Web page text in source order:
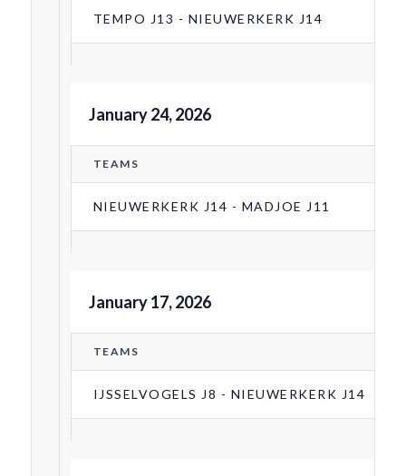
TEMPO J13 - NIEUWERKERK J14
January 24, 2026
TEAMS
NIEUWERKERK J14 - MADJOE J11
January 17, 2026
TEAMS
IJSSELVOGELS J8 - NIEUWERKERK J14